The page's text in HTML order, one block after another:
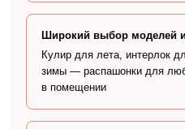
Широкий выбор моделей
Кулир для лета, интерлок
зимы — распашонки для
в помещении